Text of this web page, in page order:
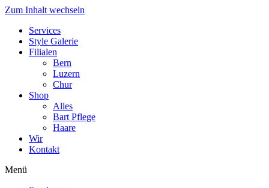
Zum Inhalt wechseln
Services
Style Galerie
Filialen
Bern
Luzern
Chur
Shop
Alles
Bart Pflege
Haare
Wir
Kontakt
Menü